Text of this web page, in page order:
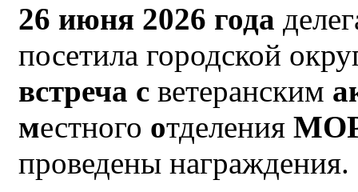
26 июня 2026 года
посетила городской
встреча с ветеранским
местного отделения
проведены награждения.